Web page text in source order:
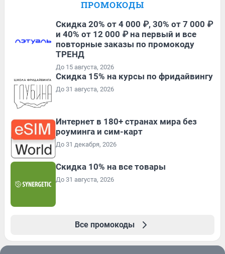
ПРОМОКОДЫ
Скидка 20% от 4 000 ₽, 30% от 7 000 ₽
и 40% от 12 000 ₽ на первый и все
повторные заказы по промокоду
ТРЕНД
До 15 августа, 2026
Скидка 15% на курсы по фридайвингу
До 31 августа, 2026
Интернет в 180+ странах мира без
роуминга и сим-карт
До 31 декабря, 2026
Скидка 10% на все товары
До 31 августа, 2026
Все промокоды